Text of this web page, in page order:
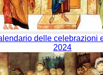
delle celebrazioni
2024